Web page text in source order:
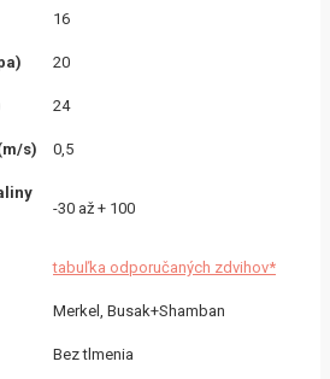
16
20
24
s) 0,5
-30 až + 100
tabuľka odporučaných zdvihov*
Merkel, Busak+Shamban
Bez tlmenia